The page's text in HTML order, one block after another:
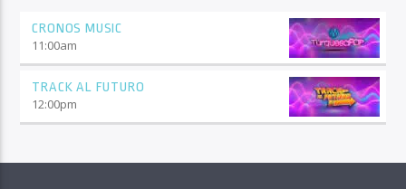
CRONOS MUSIC
11:00am
TRACK AL FUTURO
12:00pm